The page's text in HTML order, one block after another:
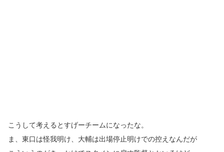
こうして考えるとすげーチームになったな。
ま、東口は怪我明け、大輔は出場停止明けでの控えなんだが